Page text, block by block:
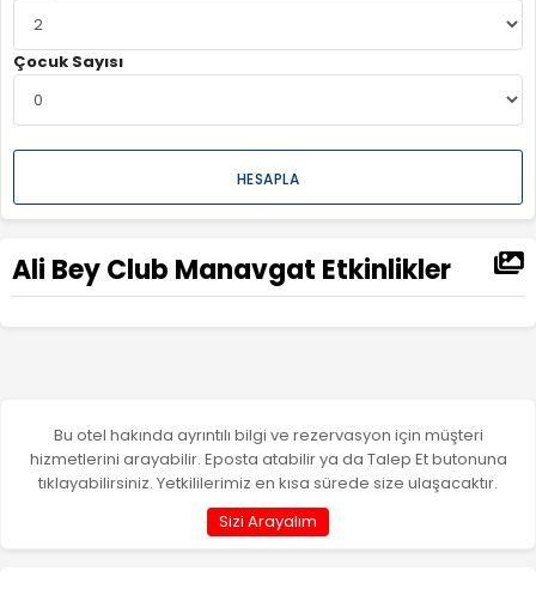
Çocuk Sayısı
HESAPLA
Ali Bey Club Manavgat Etkinlikler
Bu otel hakında ayrıntılı bilgi ve rezervasyon için müşteri
hizmetlerini arayabilir. Eposta atabilir ya da Talep Et butonuna
tıklayabilirsiniz. Yetkililerimiz en kısa sürede size ulaşacaktır.
Sizi Arayalım